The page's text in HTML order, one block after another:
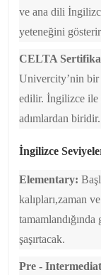
ve ana dili
yeteneğini
CELTA
Univercity’nin bir
edilir. İngilizce
adımlardan biridir.
İngilizce
Elementary:
kalıpları,zaman
şaşırtacak.
Pre -